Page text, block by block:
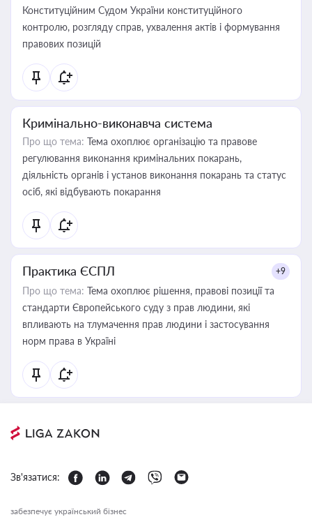
Конституційним Судом України конституційного
контролю, розгляду справ, ухвалення актів і формування
правових позицій
Кримінально-виконавча система
Про що тема: Тема охоплює організацію та правове
регулювання виконання кримінальних покарань,
діяльність органів і установ виконання покарань та статус
осіб, які відбувають покарання
Практика ЄСПЛ +9
Про що тема: Тема охоплює рішення, правові позиції та
стандарти Європейського суду з прав людини, які
впливають на тлумачення прав людини і застосування
норм права в Україні
Зв'язатися:
забезпечує український бізнес